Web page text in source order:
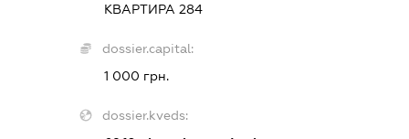
КВАРТИРА 284
dossier.capital:
1 000 грн.
dossier.kveds: